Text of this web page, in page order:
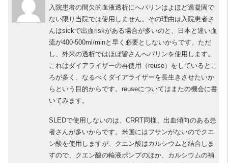
入院患者の間欠的血液透析にへパリンはよほど過凝固で
ない限り当院では使用しません。その理由は入院患者さ
んはsickで出血riskがある場合が多いのと、日本と違い血
流が400-500ml/minと早く必要としないからです。ただ
し、外来の透析ではほぼ皆さんへパリンを使用します。
これはダイアライザーの再使用（reuse）をしているとこ
ろが多く、なるべくダイアライザーを長生きさせたいか
らという目的からです。reuseについてはまたの機会に書
いてみます。
SLEDで使用しないのは、CRRT同様、出血傾向のある患
者さんが多いからです。米国にはフサンがないのでクエ
ン酸を使用しますが、クエン酸はカルシウムと結合しま
すので、クエン酸の輸液ポンプのほか、カルシウムの補